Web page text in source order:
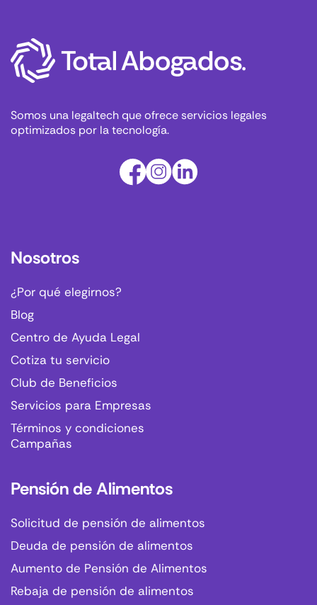
Somos una legaltech que ofrece servicios legales
optimizados por la tecnología.
Nosotros
¿Por qué elegirnos?
Blog
Centro de Ayuda Legal
Cotiza tu servicio
Club de Beneficios
Servicios para Empresas
Términos y condiciones
Campañas
Pensión de Alimentos
Solicitud de pensión de alimentos
Deuda de pensión de alimentos
Aumento de Pensión de Alimentos
Rebaja de pensión de alimentos